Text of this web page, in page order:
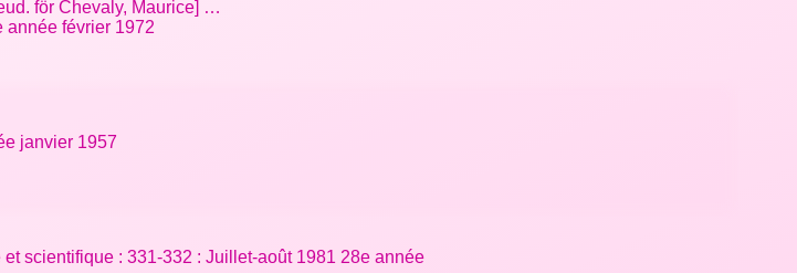
för Chevaly, Maurice] …
année février 1972
janvier 1957
scientifique : 331-332 : Juillet-août 1981 28e année